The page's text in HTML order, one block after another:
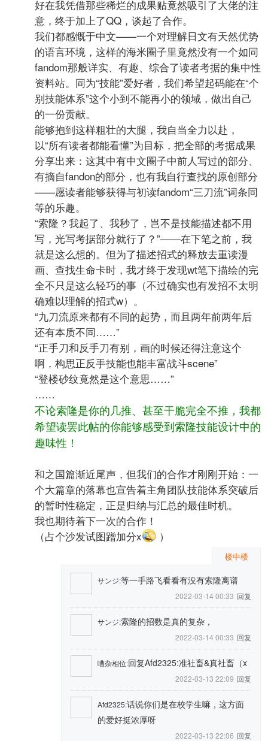
好在我凭借那些稀烂的成果贴竟然吸引了大佬的注
意，终于加上了QQ，谈起了合作。
我们都感慨于中文——一个对理解日文有天然优势
的语言环境，这样的海米圈子里竟然没有一个如同
fandom那般详实、有趣、综合了读者考据的集中性
资料站。同为“技能”爱好者，我们希望起码能在“个
别技能体系”这个小到不能再小的领域，做出自己
的一份贡献。
能够抱到这样粗壮的大腿，我自当全力以赴，
以“所有读者都能看懂”为目标，把全部的考据成果
分享出来：这其中有中文圈子中前人写过的部分、
有摘自fandon的部分，也有我自行查找的原创部分
——愿读者能够获得与初读fandom“三刀流”词条同
等的乐趣。
“索隆？我起了、我秒了，岂不是技能描述都不用
写，光写考据部分就行了？”——在下笔之前，我
就是这么想的。但为了描述招式的释放去重读漫
画、查找生命卡时，我才终于发现wt笔下描绘的完
全不只是这么轻巧的事（不过确实也有发招不太明
确难以理解的招式w）。
“九刀流原来都有不同的起势，而且两年前两年后
还有本质不同……”
“正手刀和反手刀有别，画的时候还得注意这个
啊，构思正反手技能也能丰富战斗scene”
“登楼砂纹竟然是这个意思……”
……
不论索隆是你的几推、甚至干脆完全不推，我都
希望读罢此帖的你能够感受到索隆技能设计中的
趣味性！
和之国篇渐近尾声，但我们的合作才刚刚开始：一
个大篇章的落幕也宣告着主角团队技能体系突破后
的暂时性稳定，正是归纳与汇总的最佳时机。
我也期待着下一次的合作！
（占个沙发试图蹭加分x
）
楼中楼
サンジ:等一手路飞看看有没有索隆离谱
2022-03-14 00:33 回复
サンジ:索隆的招数是真的复杂，
2022-03-14 00:33 回复
嘈杂相位:回复Afd2325:准社畜&真社畜（x
2022-03-13 22:09 回复
Afd2325:话说你们是在校学生嘛，这方面
的爱好挺浓厚呀
2022-03-13 22:06 回复